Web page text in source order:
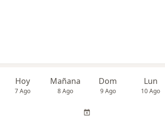
Hoy
7 Ago
Mañana
8 Ago
Dom
9 Ago
Lun
10 Ago